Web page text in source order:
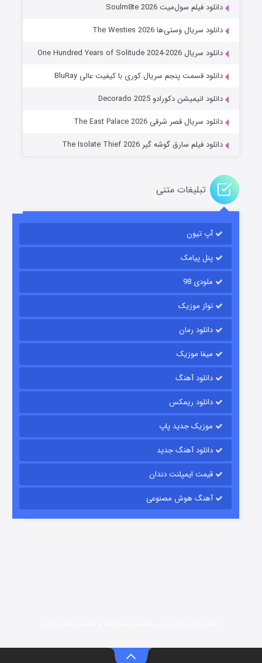
عملیات آپارتمان
قسمت2 (زیرنویس) منتشر شد
قسمت
دانلود فیلم سول‌میت Soulm8te 2026
دانلود سریال وستی‌ها The Westies 2026
دانلود سریال One Hundred Years of Solitude 2024-2026
دانلود قسمت پنجم سریال کوری با کیفیت عالی BluRay
دانلود انیمیشن دکورادو Decorado 2025
دانلود سریال قصر شرقی The East Palace 2026
دانلود فیلم سارق گوشه گیر The Isolate Thief 2026
تبلیغات متنی
آپ تیون
پنل پیامک
ملودی 98
نواز موزیک
دانلود رمان
میفا موزیک
دانلود آهنگ
دانلود ریمکس
موزیک جدید پاپ
دانلود آهنگ جدید
قیمت ایمپلنت دندان
آهنگ هوش مصنوعی